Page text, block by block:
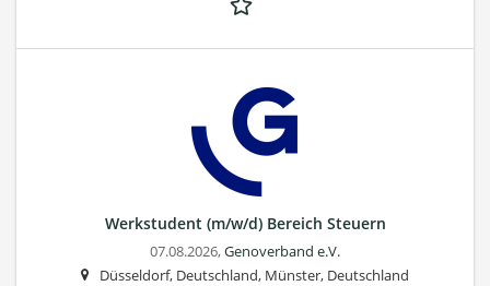
Werkstudent (m/w/d) Bereich Steuern
07.08.2026,Genoverband e.V.
Düsseldorf, Deutschland, Münster, Deutschland